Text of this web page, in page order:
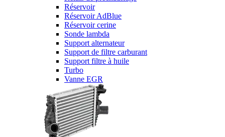
Réservoir
Réservoir AdBlue
Réservoir cerine
Sonde lambda
Support alternateur
Support de filtre carburant
Support filtre à huile
Turbo
Vanne EGR